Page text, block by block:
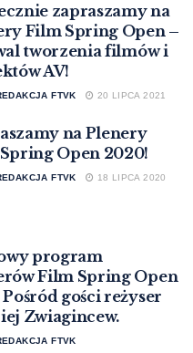
zapraszamy na
Film Spring Open –
tworzenia filmów i
AV!
FTVK 20 LIPCA 2021
na Plenery
Open 2020!
FTVK 18 LIPCA 2020
program
Film Spring Open
Pośród gości reżyser
Zwiagincew.
FTVK